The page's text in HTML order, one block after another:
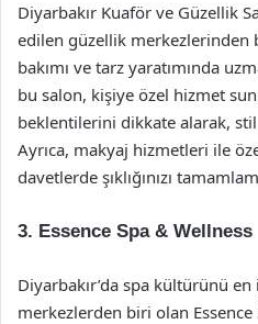
Diyarbakır Kuaför ve Güzellik
edilen güzellik merkezlerinden
bakımı ve tarz yaratımında
bu salon, kişiye özel hizmet
beklentilerini dikkate alarak, stil
Ayrıca, makyaj hizmetleri ile
davetlerde şıklığınızı
3. Essence Spa & Wellness
Diyarbakır’da spa kültürünü en
merkezlerden biri olan